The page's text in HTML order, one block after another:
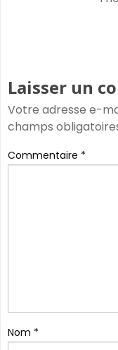
Laisser un
Votre adresse e-
champs
Commentaire *
Nom *